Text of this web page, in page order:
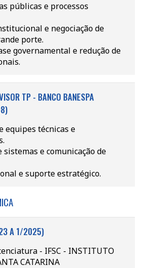
públicas e processos
e negociação de
porte.
governamental e redução de
TP - BANCO BANESPA
equipes técnicas e
sistemas e comunicação de
e suporte estratégico.
A 1/2025)
- IFSC - INSTITUTO
CATARINA